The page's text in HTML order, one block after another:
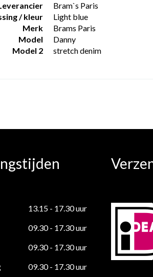
Bram`s Paris
/ kleur
Light blue
Merk
Brams Paris
Model
Danny
Model 2
stretch denim
13.15 - 17.30 uur
09.30 - 17.30 uur
09.30 - 17.30 uur
09.30 - 17.30 uur